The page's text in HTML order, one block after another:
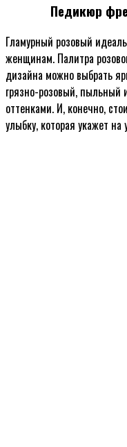
Педикюр
Гламурный розовый
женщинам. Палитра
дизайна можно выбрать
грязно-розовый, пыльный
оттенками. И, конечно,
улыбку, которая укажет